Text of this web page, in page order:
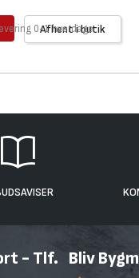
Afhent i butik
0-1 hverdage
- Tlf. Bliv